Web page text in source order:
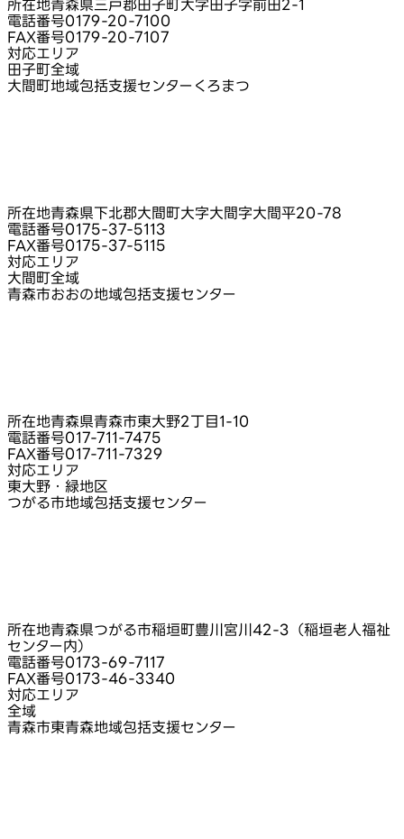
所在地青森県三戸郡田子町大字田子字前田2-1
電話番号0179-20-7100
FAX番号0179-20-7107
対応エリア
田子町全域
大間町地域包括支援センターくろまつ
所在地青森県下北郡大間町大字大間字大間平20-78
電話番号0175-37-5113
FAX番号0175-37-5115
対応エリア
大間町全域
青森市おおの地域包括支援センター
所在地青森県青森市東大野2丁目1-10
電話番号017-711-7475
FAX番号017-711-7329
対応エリア
東大野・緑地区
つがる市地域包括支援センター
所在地青森県つがる市稲垣町豊川宮川42-3（稲垣老人福祉
センター内）
電話番号0173-69-7117
FAX番号0173-46-3340
対応エリア
全域
青森市東青森地域包括支援センター